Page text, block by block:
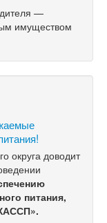
—
имуществом
округа доводит
питания,